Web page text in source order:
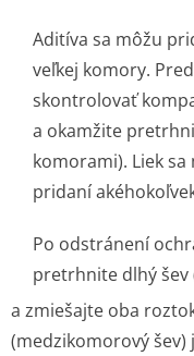
Aditíva sa môžu
veľkej komory.
skontrolovať
a okamžite
komorami). Liek
pridaní
Po odstránení
pretrhnite dlhý šev
a zmiešajte oba
(medzikomorový